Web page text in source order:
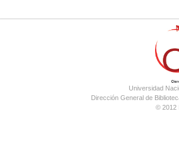
Universidad
Dirección General de
© 2012